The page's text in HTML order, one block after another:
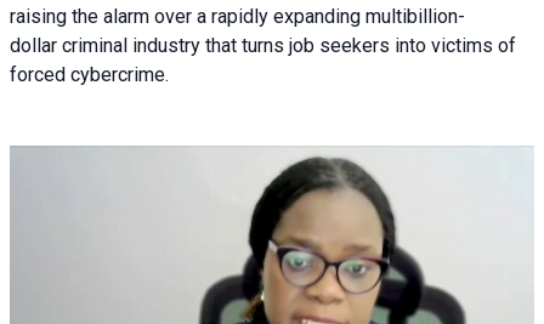
raising the alarm over a rapidly expanding multibillion-
dollar criminal industry that turns job seekers into victims of
forced cybercrime.